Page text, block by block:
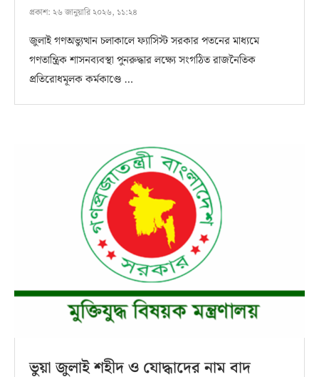
প্রকাশ: ২৬ জানুয়ারি ২০২৬, ১১:২৪
জুলাই গণঅভ্যুত্থান চলাকালে ফ্যাসিস্ট সরকার পতনের মাধ্যমে
গণতান্ত্রিক শাসনব্যবস্থা পুনরুদ্ধার লক্ষ্যে সংগঠিত রাজনৈতিক
প্রতিরোধমূলক কর্মকাণ্ডে …
ভুয়া জুলাই শহীদ ও যোদ্ধাদের নাম বাদ